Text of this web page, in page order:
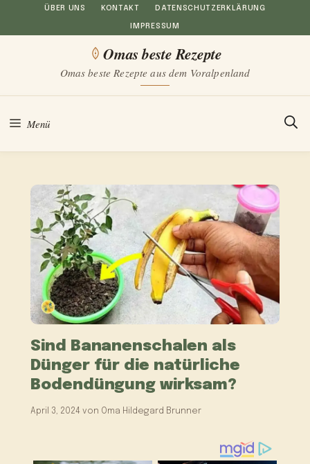
Inhalt
ÜBER UNS KONTAKT DATENSCHUTZERKLÄRUNG
IMPRESSUM
Omas beste Rezepte
Omas beste Rezepte aus dem Voralpenland
Menü
Sind Bananenschalen als
Dünger für die natürliche
Bodendüngung wirksam?
April 3, 2024 von Oma Hildegard Brunner